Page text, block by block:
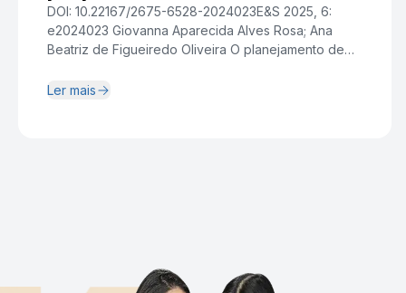
construção civil
DOI: 10.22167/2675-6528-2024023E&S 2025, 6:
e2024023 Giovanna Aparecida Alves Rosa; Ana
Beatriz de Figueiredo Oliveira O planejamento de
Knowledge (PMBOK), é vital para o gestor, pois
Ler mais